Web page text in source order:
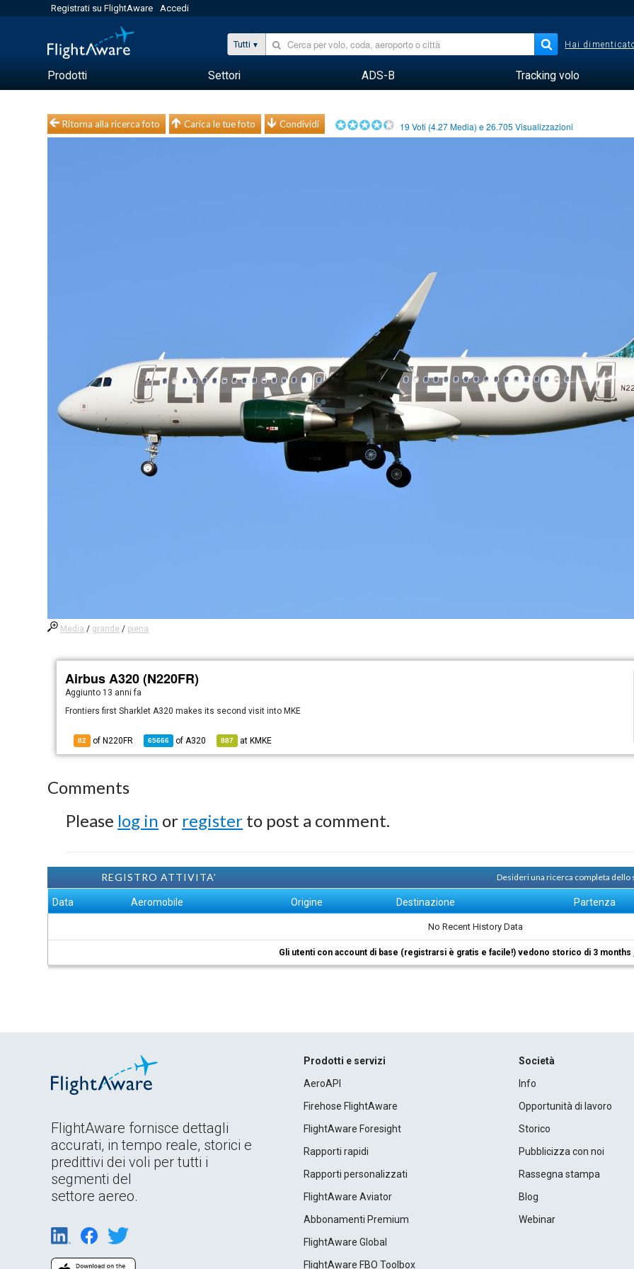
Registrati su FlightAware Accedi
Tutti Hai
Prodotti Settori ADS-B Tracking volo
Ritorna alla ricerca foto Carica le tue foto Condividi 19 Voti (4.27Media) e26.705 Visualizzazioni
Media / grande / piena
Airbus A320 (N220FR)
Aggiunto 13 anni fa
Frontiers first Sharklet A320 makes its second visit into MKE
82 of N220FR 65666 ofA320 887 at KMKE
Comments
Please log in or register to post a comment.
REGISTRO ATTIVITA' Desideri una ricerca completa dello
Data Aeromobile Origine Destinazione Partenza
No Recent History Data
Gli utenti con account di base (registrarsi è gratis e facile!) vedono storico di 3 months
FlightAware fornisce dettagli
accurati, in tempo reale, storici e
predittivi dei voli per tutti i
segmenti del
settore aereo.
Prodotti e servizi
AeroAPI
Firehose FlightAware
FlightAware Foresight
Rapporti rapidi
Rapporti personalizzati
FlightAware Aviator
Abbonamenti Premium
FlightAware Global
FlightAware FBO Toolbox
Società
Info
Opportunità di lavoro
Storico
Pubblicizza con noi
Rassegna stampa
Blog
Webinar